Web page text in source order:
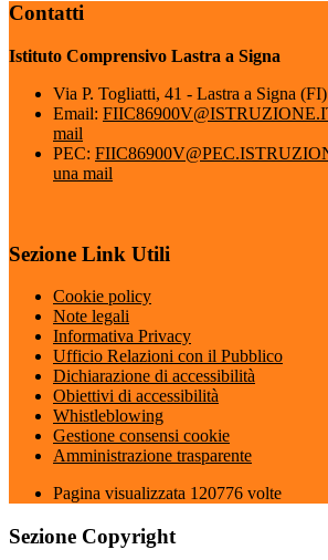
Contatti
Istituto Comprensivo Lastra a Signa
Via P. Togliatti, 41 - Lastra a Signa (FI)
Email:
mail
PEC:
una mail
Sezione Link Utili
Cookie policy
Note legali
Informativa Privacy
Ufficio Relazioni con il Pubblico
Dichiarazione di accessibilità
Obiettivi di accessibilità
Whistleblowing
Gestione consensi cookie
Amministrazione trasparente
Pagina visualizzata 120776 volte
Sezione Copyright